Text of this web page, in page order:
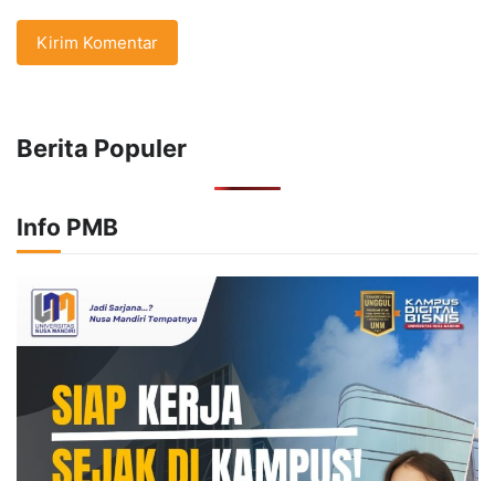
Berita Populer
Info PMB